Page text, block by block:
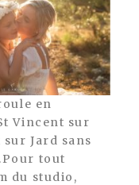
en
Vincent sur
Jard sans
tout
du studio,